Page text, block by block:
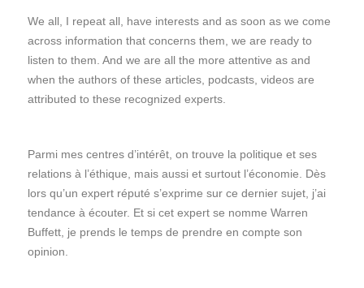
We all, I repeat all, have interests and as soon as we come
across information that concerns them, we are ready to
listen to them. And we are all the more attentive as and
when the authors of these articles, podcasts, videos are
attributed to these recognized experts.
Parmi mes centres d’intérêt, on trouve la politique et ses
relations à l’éthique, mais aussi et surtout l’économie. Dès
lors qu’un expert réputé s’exprime sur ce dernier sujet, j’ai
tendance à écouter. Et si cet expert se nomme Warren
Buffett, je prends le temps de prendre en compte son
opinion.